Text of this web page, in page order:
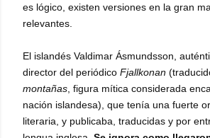
es lógico, existen versiones en la gran
relevantes.
El islandés Valdimar Ásmundsson,
director del periódico Fjallkonan
montañas , figura mítica considerada
nación islandesa), que tenía una fuerte
literaria, y publicaba, traducidas y por